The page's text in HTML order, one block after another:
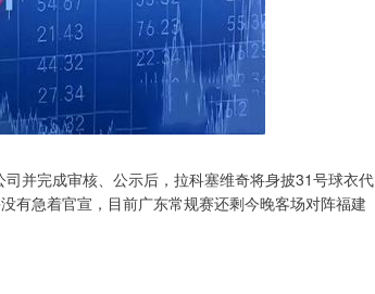
并完成审核、公示后，拉科塞维奇将身披31号球衣代
有急着官宣，目前广东常规赛还剩今晚客场对阵福建